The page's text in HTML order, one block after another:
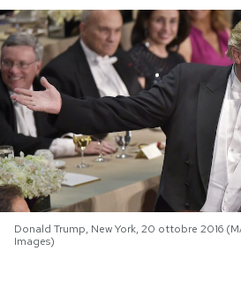
Sport
PODCAST
NEWSLETTER
I MIEI PREFERITI
Donald Trump, New York, 20 ottobre 2016
Images)